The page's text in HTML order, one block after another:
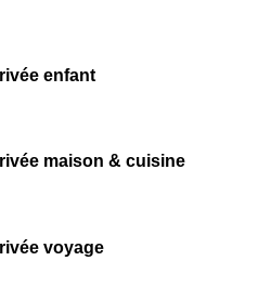
enfant
maison & cuisine
voyage